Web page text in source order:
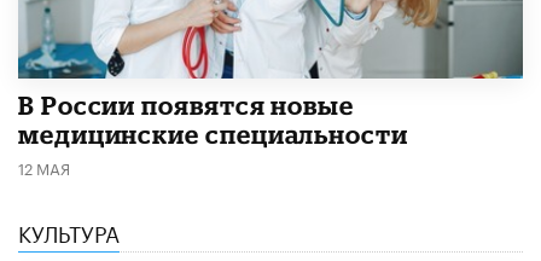
В России появятся новые
медицинские специальности
12 МАЯ
КУЛЬТУРА